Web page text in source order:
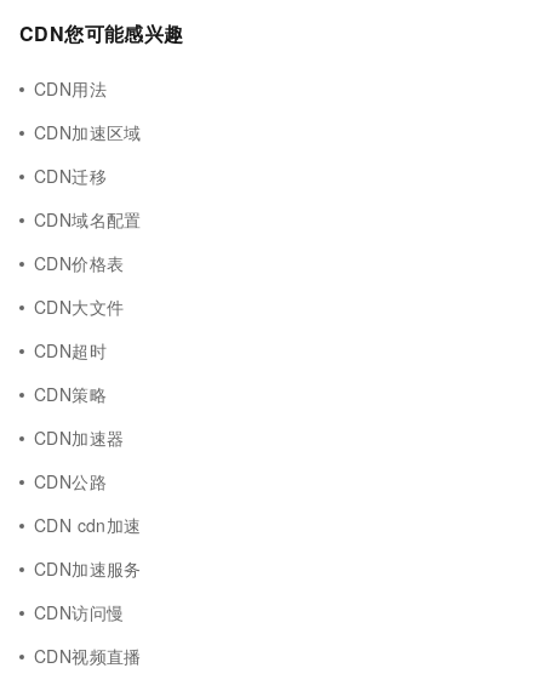
CDN您可能感兴趣
CDN用法
CDN加速区域
CDN迁移
CDN域名配置
CDN价格表
CDN大文件
CDN超时
CDN策略
CDN加速器
CDN公路
CDN cdn加速
CDN加速服务
CDN访问慢
CDN视频直播